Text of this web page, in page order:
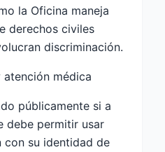
la Oficina maneja
derechos civiles
discriminación.
atención médica
públicamente si a
debe permitir usar
con su identidad de